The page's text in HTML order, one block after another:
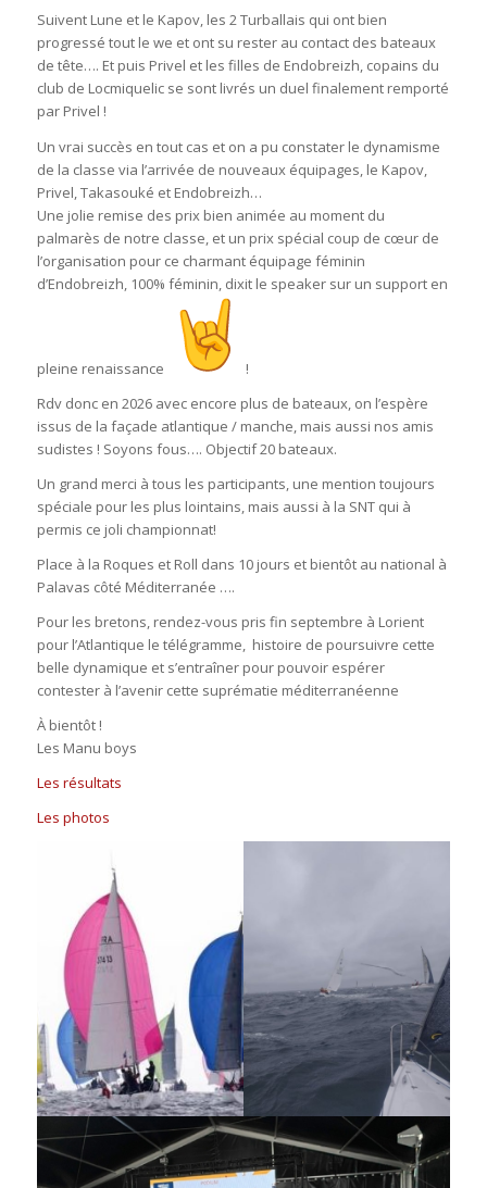
Suivent Lune et le Kapov, les 2 Turballais qui ont bien
progressé tout le we et ont su rester au contact des bateaux
de tête…. Et puis Privel et les filles de Endobreizh, copains du
club de Locmiquelic se sont livrés un duel finalement remporté
par Privel !
Un vrai succès en tout cas et on a pu constater le dynamisme
de la classe via l’arrivée de nouveaux équipages, le Kapov,
Privel, Takasouké et Endobreizh…
Une jolie remise des prix bien animée au moment du
palmarès de notre classe, et un prix spécial coup de cœur de
l’organisation pour ce charmant équipage féminin
d’Endobreizh, 100% féminin, dixit le speaker sur un support en
pleine renaissance
!
Rdv donc en 2026 avec encore plus de bateaux, on l’espère
issus de la façade atlantique / manche, mais aussi nos amis
sudistes ! Soyons fous…. Objectif 20 bateaux.
Un grand merci à tous les participants, une mention toujours
spéciale pour les plus lointains, mais aussi à la SNT qui à
permis ce joli championnat!
Place à la Roques et Roll dans 10 jours et bientôt au national à
Palavas côté Méditerranée ….
Pour les bretons, rendez-vous pris fin septembre à Lorient
pour l’Atlantique le télégramme, histoire de poursuivre cette
belle dynamique et s’entraîner pour pouvoir espérer
contester à l’avenir cette suprématie méditerranéenne
À bientôt !
Les Manu boys
Les résultats
Les photos